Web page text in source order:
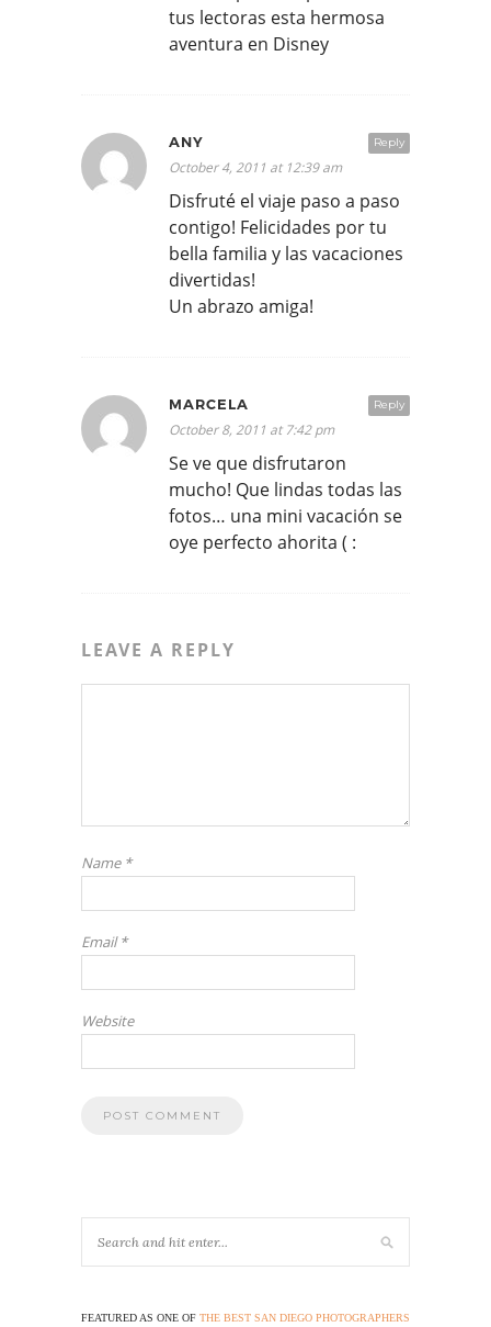
tus lectoras esta hermosa
aventura en Disney
Reply
ANY
October 4, 2011 at 12:39 am
Disfruté el viaje paso a paso
contigo! Felicidades por tu
bella familia y las vacaciones
divertidas!
Un abrazo amiga!
Reply
MARCELA
October 8, 2011 at 7:42 pm
Se ve que disfrutaron
mucho! Que lindas todas las
fotos… una mini vacación se
oye perfecto ahorita ( :
LEAVE A REPLY
Name *
Email*
Website
FEATURED AS ONE OF THE BEST SAN DIEGO PHOTOGRAPHERS